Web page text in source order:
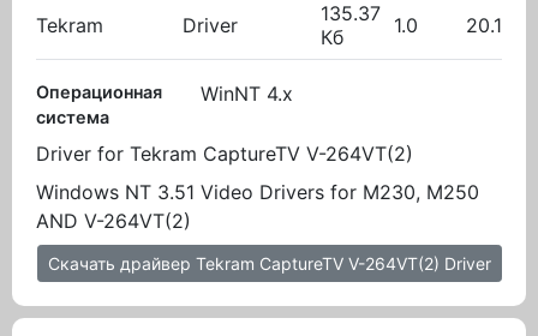
Tekram Driver
135.37
Кб
1.0
Операционная
система
WinNT 4.x
Driver for Tekram CaptureTV V-264VT(2)
Windows NT 3.51 Video Drivers for M230, M250
AND V-264VT(2)
Скачать драйвер Tekram CaptureTV V-264VT(2) Driver